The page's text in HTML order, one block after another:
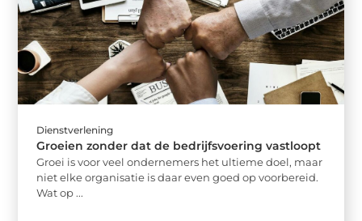
Dienstverlening
Groeien zonder dat de bedrijfsvoering vastloopt
Groei is voor veel ondernemers het ultieme doel, maar
niet elke organisatie is daar even goed op voorbereid.
Wat op ...